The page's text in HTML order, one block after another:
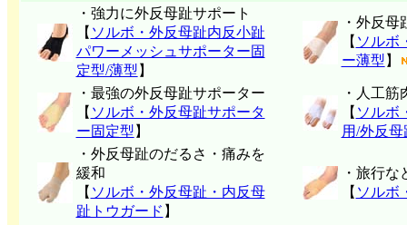
・強力に外反母趾サポート
【 ソルボ・外反母趾内反小趾
パワーメッシュサポーター固
定型/薄型 】
・外反
【 ソルボ
ー薄型 】
・最強の外反母趾サポーター
【 ソルボ・外反母趾サポータ
ー固定型 】
・人工筋
【 ソルボ
用/外反
・外反母趾のだるさ・痛みを
緩和
【 ソルボ・外反母趾・内反母
趾トウガード 】
・旅行な
【 ソルボ